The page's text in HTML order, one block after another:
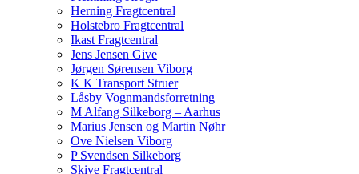
Herning Fragtcentral
Holstebro Fragtcentral
Ikast Fragtcentral
Jens Jensen Give
Jørgen Sørensen Viborg
K K Transport Struer
Låsby Vognmandsforretning
M Alfang Silkeborg – Aarhus
Marius Jensen og Martin Nøhr
Ove Nielsen Viborg
P Svendsen Silkeborg
Skive Fragtcentral